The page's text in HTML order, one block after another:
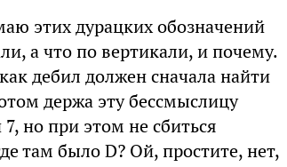
этих дурацких обозначений
а что по вертикали, и почему.
дебил должен сначала найти
держа эту бессмыслицу
но при этом не сбиться
там было D? Ой, простите, нет,